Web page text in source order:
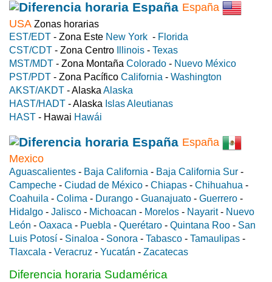
España
USA Zonas horarias
EST/EDT - Zona Este New York - Florida
CST/CDT - Zona Centro Illinois - Texas
MST/MDT - Zona Montaña Colorado - Nuevo México
PST/PDT - Zona Pacífico California - Washington
AKST/AKDT - Alaska Alaska
HAST/HADT - Alaska Islas Aleutianas
HAST - Hawai Hawái
España
Mexico
Aguascalientes - Baja California - Baja California Sur -
Campeche - Ciudad de México - Chiapas - Chihuahua -
Coahuila - Colima - Durango - Guanajuato - Guerrero -
Hidalgo - Jalisco - Michoacan - Morelos - Nayarit- Nuevo
León - Oaxaca - Puebla - Querétaro - Quintana Roo - San
Luis Potosí - Sinaloa - Sonora - Tabasco - Tamaulipas -
Tlaxcala - Veracruz - Yucatán - Zacatecas
Diferencia horaria Sudamérica